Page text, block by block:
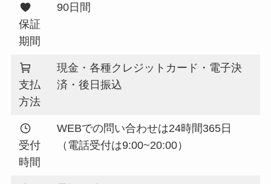
保証
期間
90日間
支払
方法
現金・各種クレジットカード・電子決
済・後日振込
受付
時間
WEBでの問い合わせは24時間365日
（電話受付は9:00~20:00）